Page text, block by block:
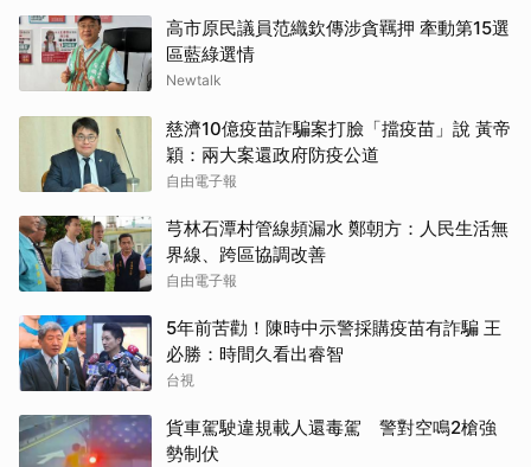
高市原民議員范織欽傳涉貪羈押 牽動第15選
區藍綠選情
Newtalk
慈濟10億疫苗詐騙案打臉「擋疫苗」說 黃帝
穎：兩大案還政府防疫公道
自由電子報
芎林石潭村管線頻漏水 鄭朝方：人民生活無
界線、跨區協調改善
自由電子報
5年前苦勸！陳時中示警採購疫苗有詐騙 王
必勝：時間久看出睿智
台視
貨車駕駛違規載人還毒駕 警對空鳴2槍強
勢制伏